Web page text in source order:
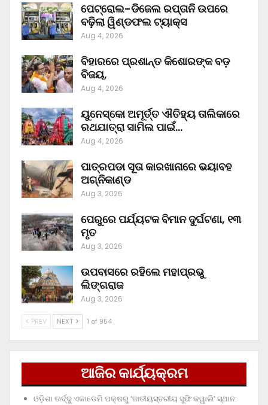
ପେଟ୍ରୋଲ-ଡିଜେଲ ରପ୍ତାନି ଉପରେ
ବଢ଼ିଲା ୱିଣ୍ଡଫଲ ଟ୍ୟାକ୍ସ
Aug 4, 2026
ବିହାରରେ ପ୍ରଶାନ୍ତ କିଶୋରଙ୍କ ବଡ଼
ବିଜୟ,
Aug 4, 2026
ୟୁନେସ୍କୋ ଅମୂର୍ତ୍ତ ଐତିହ୍ୟ ତାଲିକାରେ
ରଥଯାତ୍ରା ସାମିଲ ପାଇଁ…
Aug 4, 2026
ପାତ୍ରପଡା ସୂତା କାରଖାନାରେ ଭୟାବହ
ଅଗ୍ନିକାଣ୍ଡ
Aug 3, 2026
ପେରୁରେ ପର୍ଯ୍ୟଟକ ବିମାନ ଦୁର୍ଘଟଣା, ୧୩
ମୃତ
Aug 3, 2026
ଉପବାସରେ ରହିଲେ ମହାପ୍ରଭୁ
ଲିଙ୍ଗରାଜ
Aug 3, 2026
PREV NEXT 1 of 954
ଆଜିର କାର୍ଯ୍ୟକ୍ରମ
ଓଡ଼ିଶା ଊର୍ଦ୍ଦୁ ଏକାଡେମି ପକ୍ଷରୁ ‘ଜାତୀୟସ୍ତରୀୟ ସୁଫି କୱାଲି’ ସ୍ଥାନ: